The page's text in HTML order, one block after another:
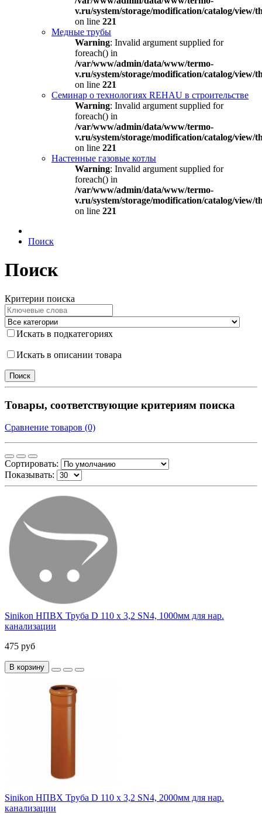
v.ru/system/storage/modification/catalog/view/
on line 221
Медные трубы
Warning: Invalid argument supplied for
foreach() in
/var/www/admin/data/www/termo-
v.ru/system/storage/modification/catalog/view/
on line 221
Семинар о технологиях REHAU в строительстве
Warning: Invalid argument supplied for
foreach() in
/var/www/admin/data/www/termo-
v.ru/system/storage/modification/catalog/view/
on line 221
Настенные газовые котлы
Warning: Invalid argument supplied for
foreach() in
/var/www/admin/data/www/termo-
v.ru/system/storage/modification/catalog/view/
on line 221
Поиск
Поиск
Критерии поиска
Искать в подкатегориях
Искать в описании товара
Товары, соответствующие критериям поиска
Сравнение товаров (0)
Сортировать:
Показывать:
Sinikon НПВХ Труба D 110 x 3,2 SN4, 1000мм для нар.
канализации
475 руб
В корзину
Sinikon НПВХ Труба D 110 x 3,2 SN4, 2000мм для нар.
канализации